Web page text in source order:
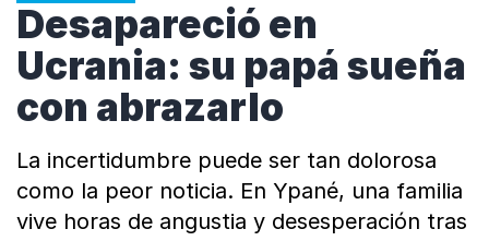
Desapareció en
Ucrania: su papá sueña
con abrazarlo
La incertidumbre puede ser tan dolorosa
como la peor noticia. En Ypané, una familia
vive horas de angustia y desesperación tras